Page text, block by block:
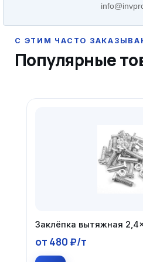
Популярные
Заклёпка вытяжная
от 480 ₽/т